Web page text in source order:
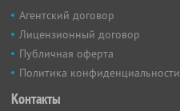
Агентский договор
Лицензионный договор
Публичная оферта
Политика конфиденциальности
Контакты